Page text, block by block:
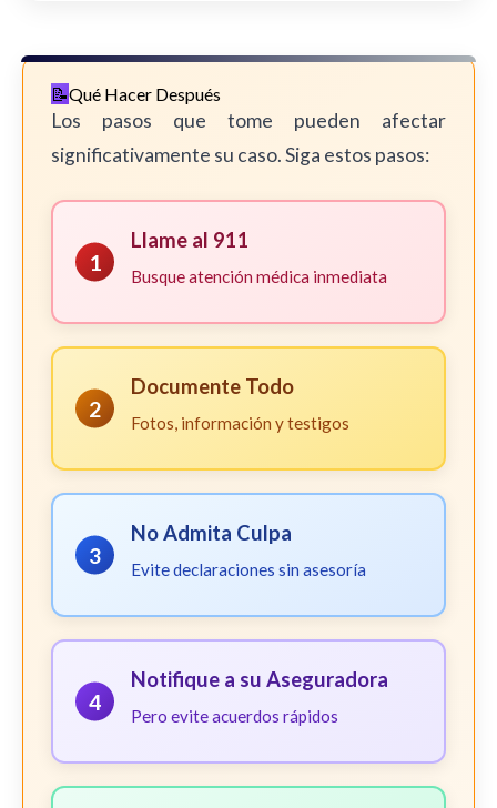
Qué Hacer Después
Los pasos que tome pueden afectar
significativamente su caso. Siga estos pasos:
1
Llame al 911
Busque atención médica inmediata
2
Documente Todo
Fotos, información y testigos
3
No Admita Culpa
Evite declaraciones sin asesoría
4
Notifique a su Aseguradora
Pero evite acuerdos rápidos